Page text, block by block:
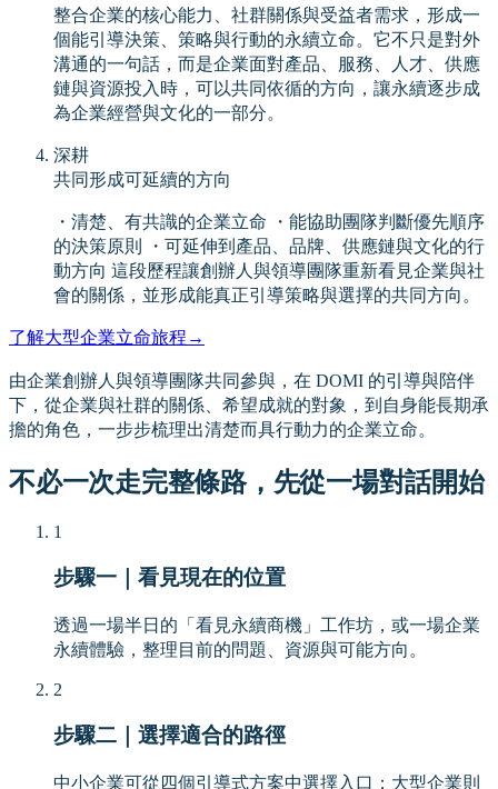
整合企業的核心能力、社群關係與受益者需求，形成一
個能引導決策、策略與行動的永續立命。它不只是對外
溝通的一句話，而是企業面對產品、服務、人才、供應
鏈與資源投入時，可以共同依循的方向，讓永續逐步成
為企業經營與文化的一部分。
深耕
共同形成可延續的方向
・清楚、有共識的企業立命 ・能協助團隊判斷優先順序
的決策原則 ・可延伸到產品、品牌、供應鏈與文化的行
動方向 這段歷程讓創辦人與領導團隊重新看見企業與社
會的關係，並形成能真正引導策略與選擇的共同方向。
了解大型企業立命旅程 →
由企業創辦人與領導團隊共同參與，在 DOMI 的引導與陪伴
下，從企業與社群的關係、希望成就的對象，到自身能長期承
擔的角色，一步步梳理出清楚而具行動力的企業立命。
不必一次走完整條路，先從一場對話開始
1
步驟一｜看見現在的位置
透過一場半日的「看見永續商機」工作坊，或一場企業
永續體驗，整理目前的問題、資源與可能方向。
2
步驟二｜選擇適合的路徑
中小企業可從四個引導式方案中選擇入口；大型企業則